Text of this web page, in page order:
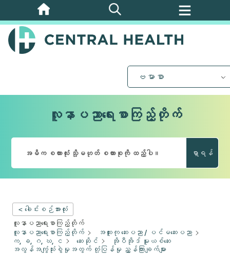
အဓိက
အကြောင်းအရာ
သို့
ဗမာစာ
လူနာပညာရေးစာကြည့်တိုက်
ရှာရန်
< ခေါင်းစဉ်အားလုံး
လူနာပညာရေးစာကြည့်တိုက်
လူနာပညာရေးစာကြည့်တိုက်
အထူးကု ဆေးပညာ / ပင်မဆေးပညာ
က, ခ, ဂ, ဃ, င
ဆေးဆိုင်
အိုပီအိုဒ် မူးယစ်ဆေး
အလွန်အကျွံသုံးစွဲမှုအတွက် တုံ့ပြန်မှု ညွှန်ကြားချက်များ